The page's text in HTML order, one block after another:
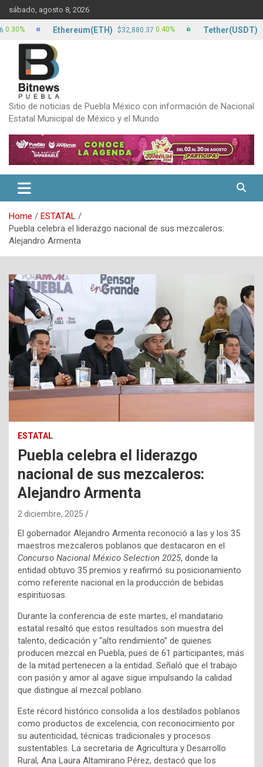
Skip
to
content
sábado, agosto 8, 2026
Sitio de noticias de Puebla México con información de Nacional
Estatal Municipal de México y el Mundo
Home
ESTATAL
Puebla celebra el liderazgo nacional de sus mezcaleros:
Alejandro Armenta
ESTATAL
Puebla celebra el liderazgo
nacional de sus mezcaleros:
Alejandro Armenta
2 diciembre, 2025
El gobernador Alejandro Armenta reconoció a las y los 35
maestros mezcaleros poblanos que destacaron en el
Concurso Nacional México Selection 2025, donde la
entidad obtuvo 35 premios y reafirmó su posicionamiento
como referente nacional en la producción de bebidas
espirituosas.
Durante la conferencia de este martes, el mandatario
estatal resaltó que estos resultados son muestra del
talento, dedicación y “alto rendimiento” de quienes
producen mezcal en Puebla, pues de 61 participantes, más
de la mitad pertenecen a la entidad. Señaló que el trabajo
con pasión y amor al agave sigue impulsando la calidad
que distingue al mezcal poblano.
Este récord histórico consolida a los destilados poblanos
como productos de excelencia, con reconocimiento por
su autenticidad, técnicas tradicionales y procesos
sustentables. La secretaria de Agricultura y Desarrollo
Rural, Ana Laura Altamirano Pérez, destacó que los
Ethereum(ETH) $32,880.37 0.40% Tether(USDT) $17.13